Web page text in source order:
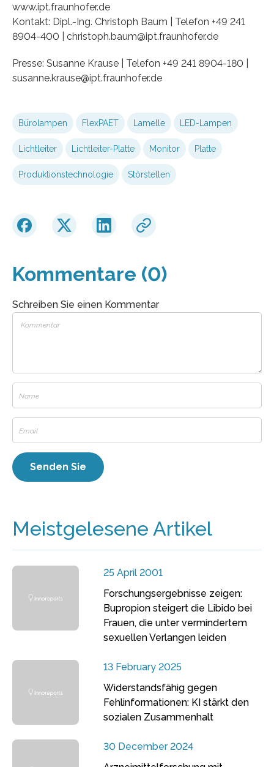
www.ipt.fraunhofer.de
Kontakt: Dipl.-Ing. Christoph Baum | Telefon +49 241
8904-400 | christoph.baum@ipt.fraunhofer.de
Presse: Susanne Krause | Telefon +49 241 8904-180 |
susanne.krause@ipt.fraunhofer.de
Bürolampen FlexPAET Lamelle LED-Lampen
Lichtleiter Lichtleiter-Platte Monitor Platte
Produktionstechnologie Störstellen
Kommentare (0)
Schreiben Sie einen Kommentar
Meistgelesene Artikel
25 April 2001
Forschungsergebnisse zeigen:
Bupropion steigert die Libido bei
Frauen, die unter vermindertem
sexuellen Verlangen leiden
13 February 2025
Widerstandsfähig gegen
Fehlinformationen: KI stärkt den
sozialen Zusammenhalt
30 December 2024